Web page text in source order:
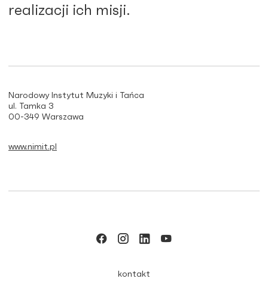
realizacji ich misji.
Narodowy Instytut Muzyki i Tańca
ul. Tamka 3
00-349 Warszawa
www.nimit.pl
kontakt